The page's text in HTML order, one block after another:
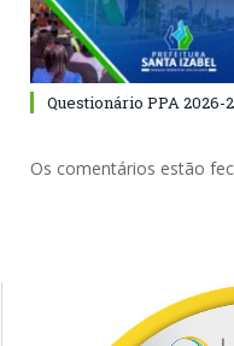
Questionário PPA 2026-
Os comentários estão